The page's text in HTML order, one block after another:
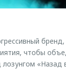
чтобы
«Назад